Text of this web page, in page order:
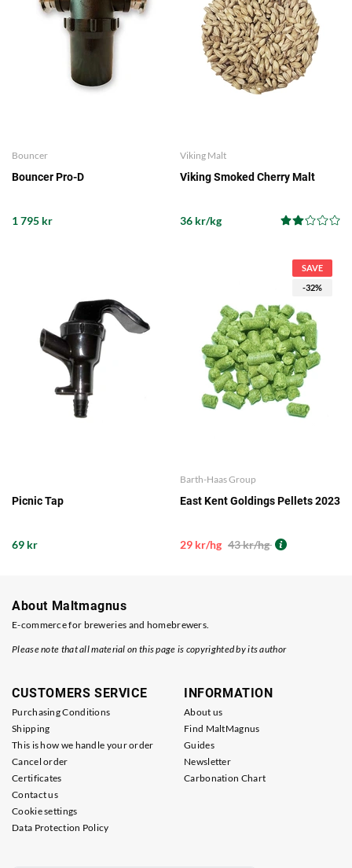
Bouncer
Bouncer Pro-D
1 795 kr
Viking Malt
Viking Smoked Cherry Malt
36 kr/kg
Picnic Tap
69 kr
SAVE
-32%
Barth-Haas Group
East Kent Goldings Pellets 2023
29 kr/hg 43 kr/hg
About Maltmagnus
E-commerce for breweries and homebrewers.
Please note that all material on this page is copyrighted by its author
CUSTOMERS SERVICE
Purchasing Conditions
Shipping
This is how we handle your order
Cancel order
Certificates
Contact us
Cookie settings
Data Protection Policy
INFORMATION
About us
Find MaltMagnus
Guides
Newsletter
Carbonation Chart